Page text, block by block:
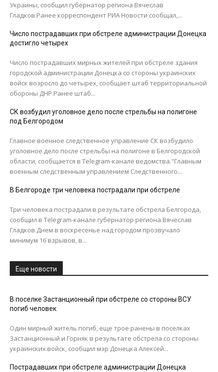
Украины, сообщил губернатор региона Вячеслав
Гладков.Ранее корреспондент РИА Новости сообщал,...
Число пострадавших при обстреле администрации Донецка
достигло четырех
Число пострадавших мирных жителей при обстреле здания
городской администрации Донецка со стороны украинских
войск возросло до четырех, сообщает штаб территориальной
обороны ДНР.Ранее штаб...
СК возбудил уголовное дело после стрельбы на полигоне
под Белгородом
Главное военное следственное управление СК возбудило
уголовное дело после стрельбы на полигоне в Белгородской
области, сообщается в Telegram-канале ведомства."Главным
военным следственным управлением Следственного...
В Белгороде три человека пострадали при обстреле
Три человека пострадали в результате обстрела Белгорода,
сообщил в Telegram-канале губернатор региона Вячеслав
Гладков.Днем в воскресенье над городом прозвучало
минимум 16 взрывов, в...
Еще новости
В поселке Застанционный при обстреле со стороны ВСУ
погиб человек
Один мирный житель погиб, еще трое ранены в поселках
Застанционный и Горняк в результате обстрела со стороны
украинских войск, сообщил мэр Донецка Алексей...
Пострадавших при обстреле администрации Донецка